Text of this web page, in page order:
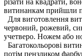
витинанкам прийшли
Для виготовлення
червоний, рожевий,
учетверо. Ножем або
Багатокольорові
потім пензликом